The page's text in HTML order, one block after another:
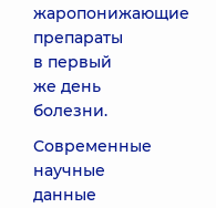
жаропонижающие
препараты
в первый
же день
болезни.
Современные
научные
данные